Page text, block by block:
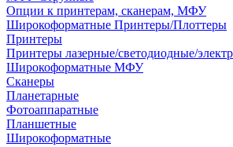
Опции к принтерам, сканерам, МФУ
Широкоформатные Принтеры/Плоттеры
Принтеры
Принтеры лазерные/светодиодные/
Широкоформатные МФУ
Сканеры
Планетарные
Фотоаппаратные
Планшетные
Широкоформатные